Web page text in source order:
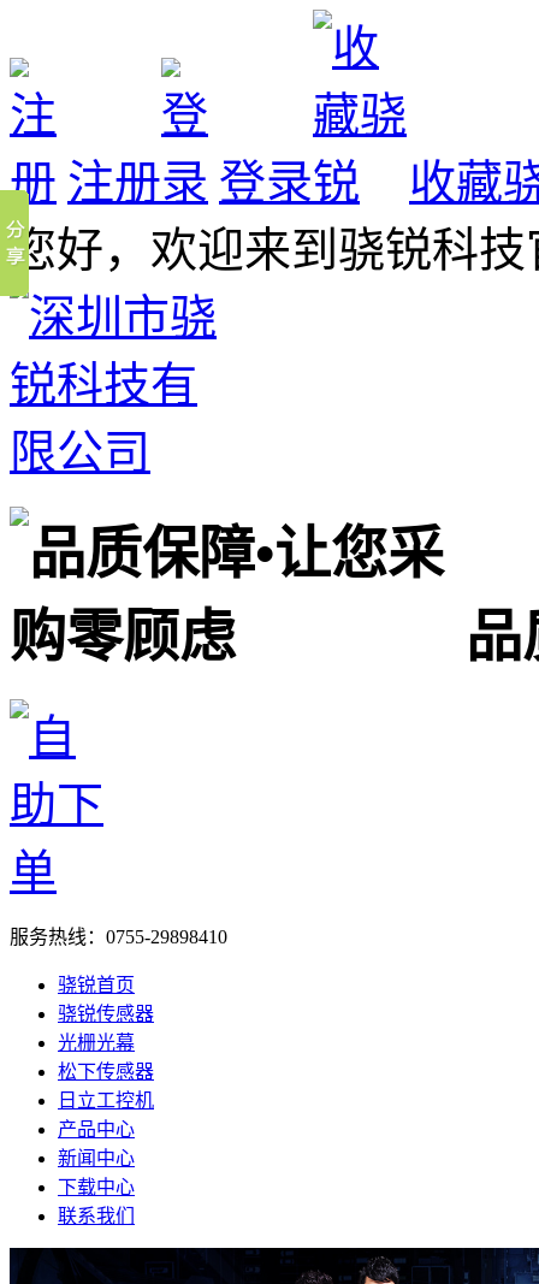
注册 登录
收藏
您好，欢迎来到骁锐科
品
服务热线： 0755-29898410
骁锐首页
骁锐传感器
光栅光幕
松下传感器
日立工控机
产品中心
新闻中心
下载中心
联系我们